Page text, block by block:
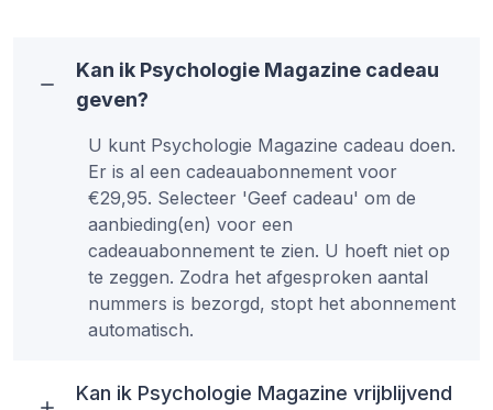
Kan ik Psychologie Magazine cadeau
geven?
U kunt Psychologie Magazine cadeau doen.
Er is al een cadeauabonnement voor
€29,95. Selecteer 'Geef cadeau' om de
aanbieding(en) voor een
cadeauabonnement te zien. U hoeft niet op
te zeggen. Zodra het afgesproken aantal
nummers is bezorgd, stopt het abonnement
automatisch.
Kan ik Psychologie Magazine vrijblijvend